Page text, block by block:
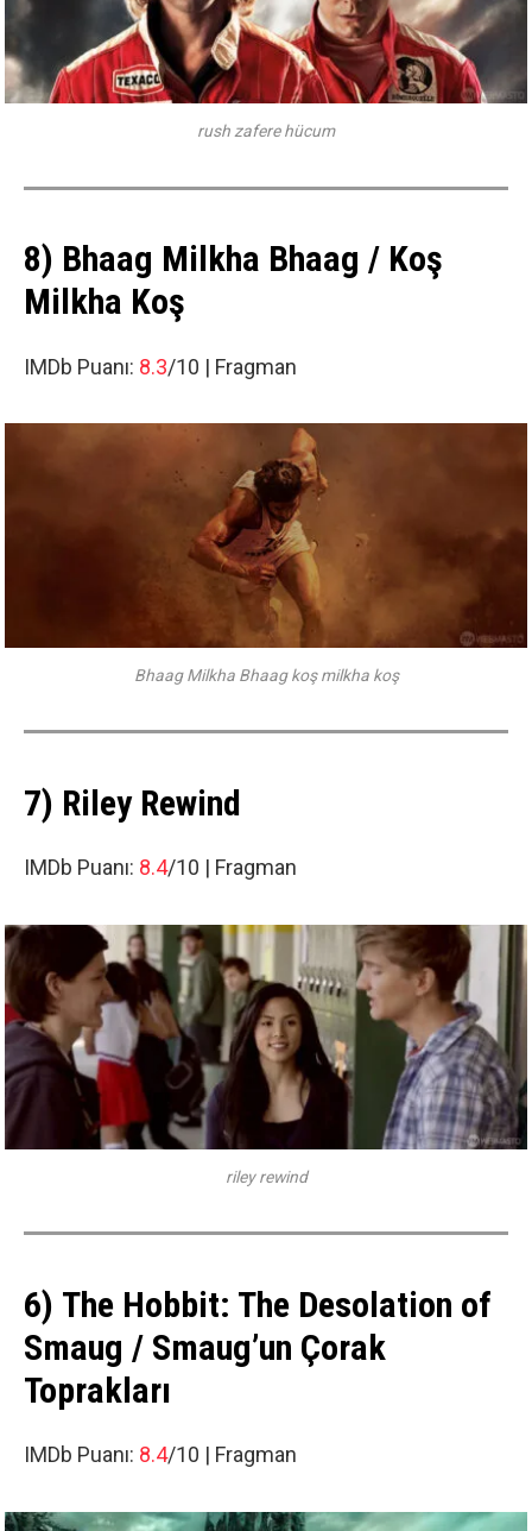
rush zafere hücum
8) Bhaag Milkha Bhaag / Koş
Milkha Koş
IMDb Puanı: 8.3/10 | Fragman
Bhaag Milkha Bhaag koş milkha koş
7) Riley Rewind
IMDb Puanı: 8.4/10 | Fragman
riley rewind
6) The Hobbit: The Desolation of
Smaug / Smaug’un Çorak
Toprakları
IMDb Puanı: 8.4/10 | Fragman